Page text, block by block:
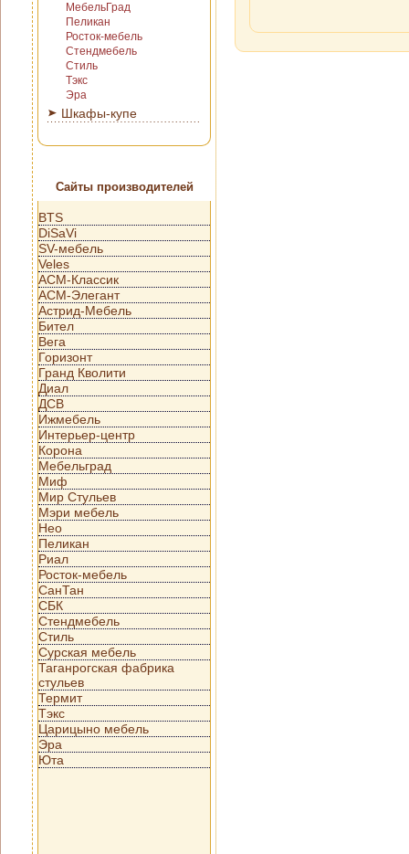
МебельГрад
Пеликан
Росток-мебель
Стендмебель
Стиль
Тэкс
Эра
Шкафы-купе
Сайты производителей
BTS
DiSaVi
SV-мебель
Veles
АСМ-Классик
АСМ-Элегант
Астрид-Мебель
Бител
Вега
Горизонт
Гранд Кволити
Диал
ДСВ
Ижмебель
Интерьер-центр
Корона
Мебельград
Миф
Мир Стульев
Мэри мебель
Нео
Пеликан
Риал
Росток-мебель
СанТан
СБК
Стендмебель
Стиль
Сурская мебель
Таганрогская фабрика
стульев
Термит
Тэкс
Царицыно мебель
Эра
Юта